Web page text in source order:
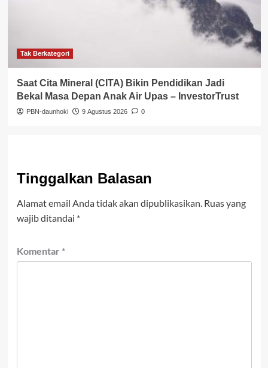
Tak Berkategori
Saat Cita Mineral (CITA) Bikin Pendidikan Jadi
Bekal Masa Depan Anak Air Upas – InvestorTrust
PBN-daunhoki 9 Agustus 2026 0
Tinggalkan Balasan
Alamat email Anda tidak akan dipublikasikan. Ruas yang
wajib ditandai *
Komentar *